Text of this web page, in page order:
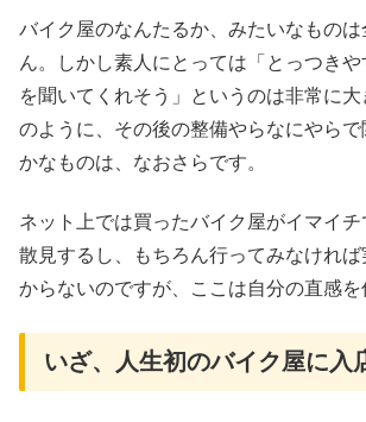
バイク屋のなんたるか、みたいなもの
ん。しかし素人にとっては「とっつき
を聞いてくれそう」というのは非常に
のように、その後の整備やらなにやら
かなものは、なおさらです。
ネット上では買ったバイク屋がイマイ
散見するし、もちろん行ってみなけれ
からないのですが、ここは自分の直感を
いざ、人生初のバイク屋に入